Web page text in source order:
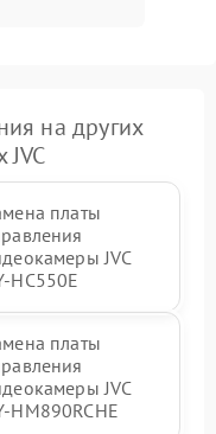
на других
платы
JVC
HС550E
платы
JVC
HM890RCHE